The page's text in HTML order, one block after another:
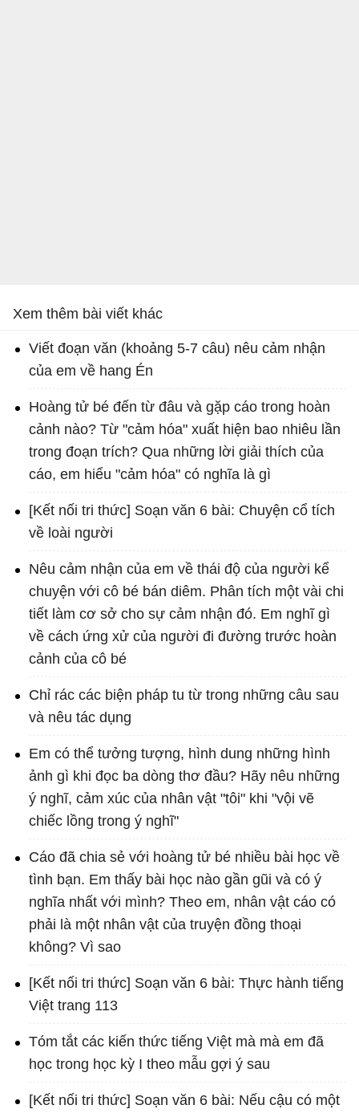
Xem thêm bài viết khác
Viết đoạn văn (khoảng 5-7 câu) nêu cảm nhận
của em về hang Én
Hoàng tử bé đến từ đâu và gặp cáo trong hoàn
cảnh nào? Từ "cảm hóa" xuất hiện bao nhiêu lần
trong đoạn trích? Qua những lời giải thích của
cáo, em hiểu "cảm hóa" có nghĩa là gì
[Kết nối tri thức] Soạn văn 6 bài: Chuyện cổ tích
về loài người
Nêu cảm nhận của em về thái độ của người kể
chuyện với cô bé bán diêm. Phân tích một vài chi
tiết làm cơ sở cho sự cảm nhận đó. Em nghĩ gì
về cách ứng xử của người đi đường trước hoàn
cảnh của cô bé
Chỉ rác các biện pháp tu từ trong những câu sau
và nêu tác dụng
Em có thể tưởng tượng, hình dung những hình
ảnh gì khi đọc ba dòng thơ đầu? Hãy nêu những
ý nghĩ, cảm xúc của nhân vật "tôi" khi "vội vẽ
chiếc lồng trong ý nghĩ"
Cáo đã chia sẻ với hoàng tử bé nhiều bài học về
tình bạn. Em thấy bài học nào gần gũi và có ý
nghĩa nhất với mình? Theo em, nhân vật cáo có
phải là một nhân vật của truyện đồng thoại
không? Vì sao
[Kết nối tri thức] Soạn văn 6 bài: Thực hành tiếng
Việt trang 113
Tóm tắt các kiến thức tiếng Việt mà mà em đã
học trong học kỳ I theo mẫu gợi ý sau
[Kết nối tri thức] Soạn văn 6 bài: Nếu cậu có một